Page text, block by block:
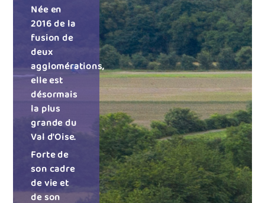
Née en
2016 de la
fusion de
deux
agglomérations,
elle est
désormais
la plus
grande du
Val d'Oise.
Forte de
son cadre
de vie et
de son